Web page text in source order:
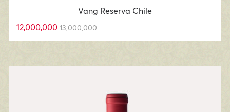
Vang Reserva Chile
12,000,000 13,000,000